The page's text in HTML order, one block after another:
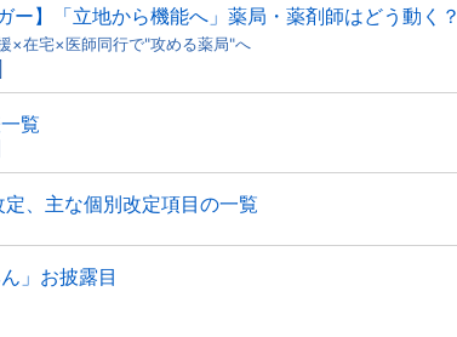
ー】「立地から機能へ」薬局・薬剤師はどう動く？
在宅×医師同行で"攻める薬局"へ
覧
、主な個別改定項目の一覧
」お披露目